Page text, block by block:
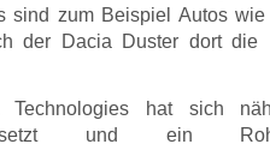
sind zum Beispiel Autos
der Dacia Duster dort die
Technologies hat sich
und ein